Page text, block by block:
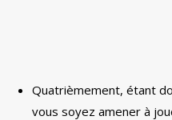
Quatrièmement, étant
vous soyez amener à